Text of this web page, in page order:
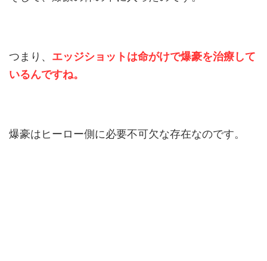
つまり、 エッジショットは命がけで爆豪を治療して
いるんですね。
爆豪はヒーロー側に必要不可欠な存在なのです。